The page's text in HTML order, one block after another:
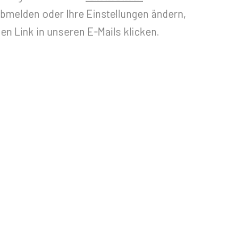
LOST WORLD
oder Ihre Einstellungen ändern,
Link in unseren E-Mails klicken.